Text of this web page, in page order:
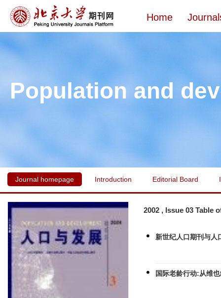
Home
Population and
Journal homepage Introduction Editorial Board
2002 , Issue 03 Table
新世纪人口期刊与人
国际老龄行动:从维